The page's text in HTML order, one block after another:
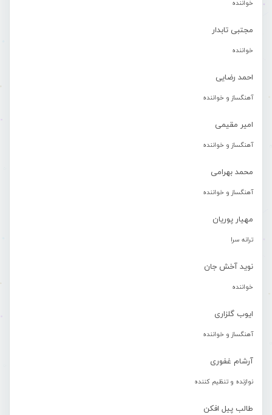
خواننده
مجتبی تابدار
خواننده
احمد رضایی
آهنگساز و خواننده
امیر مقیمی
آهنگساز و خواننده
محمد بهرامی
آهنگساز و خواننده
مهیار پوریان
ترانه سرا
نوید آخش جان
خواننده
ایوب گلزاری
آهنگساز و خواننده
آرشام غفوری
نوازنده و تنظیم کننده
طالب پیل افکن